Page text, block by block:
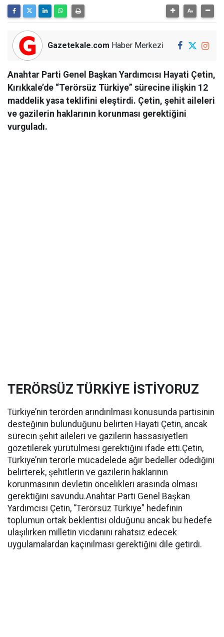
Gazetekale.com Haber Merkezi
Anahtar Parti Genel Başkan Yardımcısı Hayati Çetin,
Kırıkkale’de “Terörsüz Türkiye” sürecine ilişkin 12
maddelik yasa teklifini eleştirdi. Çetin, şehit aileleri
ve gazilerin haklarının korunması gerektiğini
vurguladı.
TERÖRSÜZ TÜRKİYE İSTİYORUZ
Türkiye’nin terörden arındırılması konusunda partisinin
desteğinin bulunduğunu belirten Hayati Çetin, ancak
sürecin şehit aileleri ve gazilerin hassasiyetleri
gözetilerek yürütülmesi gerektiğini ifade etti.Çetin,
Türkiye’nin terörle mücadelede ağır bedeller ödediğini
belirterek, şehitlerin ve gazilerin haklarının
korunmasının devletin öncelikleri arasında olması
gerektiğini savundu.Anahtar Parti Genel Başkan
Yardımcısı Çetin, “Terörsüz Türkiye” hedefinin
toplumun ortak beklentisi olduğunu ancak bu hedefe
ulaşılırken milletin vicdanını rahatsız edecek
uygulamalardan kaçınılması gerektiğini dile getirdi.